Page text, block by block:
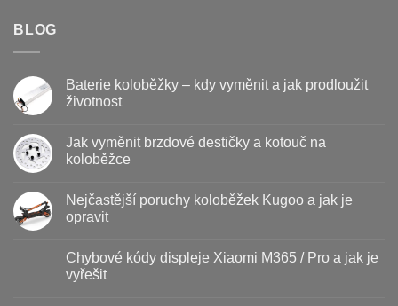
BLOG
Baterie koloběžky – kdy vyměnit a jak prodloužit
životnost
textu
s
koloběžky
kdy
jak
prodloužit
životnost
Jak vyměnit brzdové destičky a kotouč na
koloběžce
u
textu
s
vyměnit
brzdové
destičky
Nejčastější poruchy koloběžek Kugoo a jak je
opravit
u
textu
s
Chybové kódy displeje Xiaomi M365 / Pro a jak je
vyřešit